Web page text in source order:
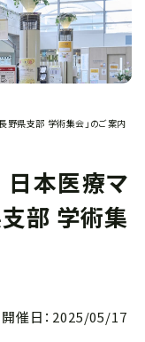
県支部 学術集会」のご案内
日本医療マ
部 学術集
開催日：2025/05/17